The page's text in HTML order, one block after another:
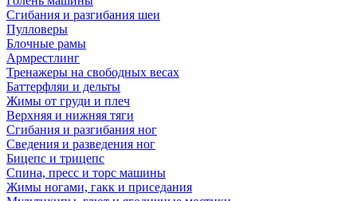
Сгибания и разгибания шеи
Пулловеры
Блочные рамы
Армрестлинг
Тренажеры на свободных весах
Баттерфляи и дельты
Жимы от груди и плеч
Верхняя и нижняя тяги
Сгибания и разгибания ног
Сведения и разведения ног
Бицепс и трицепс
Спина, пресс и торс машины
Жимы ногами, гакк и приседания